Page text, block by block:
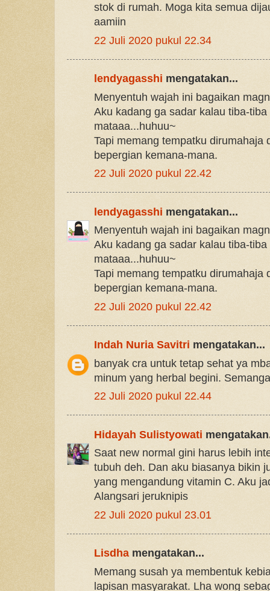
stok di rumah. Moga kita semua
aamiin
22 Juli 2020 pukul 22.34
lendyagasshi mengatakan...
Menyentuh wajah ini bagaikan
Aku kadang ga sadar kalau tiba-
mataaa...huhuu~
Tapi memang tempatku dirumahaja
bepergian kemana-mana.
22 Juli 2020 pukul 22.42
lendyagasshi mengatakan...
Menyentuh wajah ini bagaikan
Aku kadang ga sadar kalau tiba-
mataaa...huhuu~
Tapi memang tempatku dirumahaja
bepergian kemana-mana.
22 Juli 2020 pukul 22.42
Indah Nuria Savitri mengatakan...
banyak cra untuk tetap sehat ya
minum yang herbal begini.
22 Juli 2020 pukul 22.44
Hidayah Sulistyowati
Saat new normal gini harus lebih
tubuh deh. Dan aku biasanya bikin
yang mengandung vitamin C. Aku
Alangsari jeruknipis
22 Juli 2020 pukul 23.01
Lisdhamengatakan...
Memang susah ya membentuk
lapisan masyarakat. Lha wong